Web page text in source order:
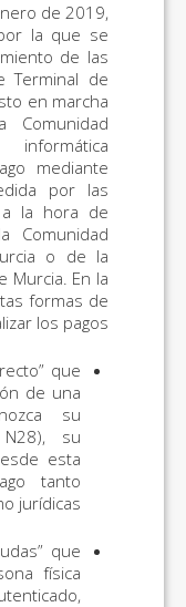
de 2019,
la que se
de las
Terminal de
en marcha
mediante
por las
a la hora de
Comunidad
o de la
Murcia. En la
formas de
los pagos:
que
de una
su
su
esta
tanto
jurídicas.
que
física